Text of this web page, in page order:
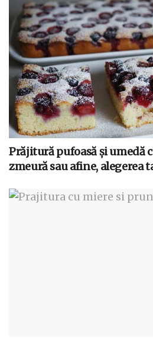
Prăjitură pufoasă și umedă
zmeură sau afine, alegerea